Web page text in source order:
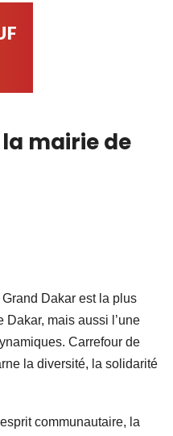
mairie de
Dakar est la plus
Dakar, mais aussi l’une
Carrefour de
la diversité, la solidarité
communautaire, la